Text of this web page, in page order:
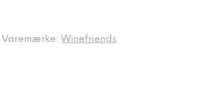
Varemærke: Winefriends